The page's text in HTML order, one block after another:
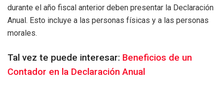
durante el año fiscal anterior deben presentar la Declaración
Anual. Esto incluye a las personas físicas y a las personas
morales.
Tal vez te puede interesar: Beneficios de un
Contador en la Declaración Anual